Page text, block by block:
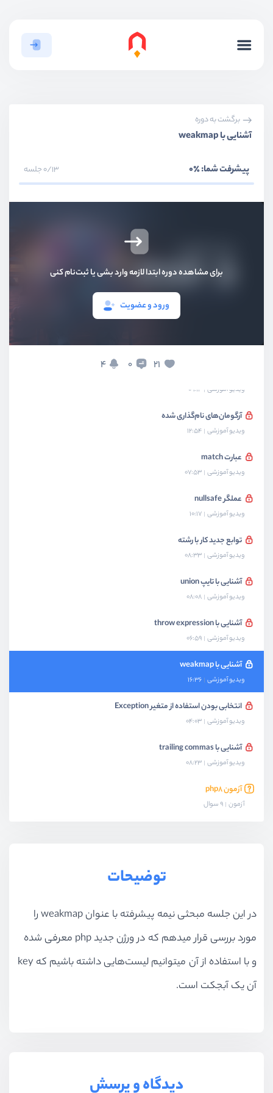
برگشت به دوره
آشنایی با weakmap
پیشرفت شما:٪0 0/13 جلسه
برای مشاهده دوره ابتدا لازمه وارد بشی یا ثبت‌نام کنی
ورود و عضویت
21
0
4
ویدیو آموزشی 10:00
ویدیو آموزشی 09:14
آرگومان‌های نام‌گذاری شده
ویدیو آموزشی 12:54
عبارت match
ویدیو آموزشی 07:53
عملگر nullsafe
ویدیو آموزشی 10:17
توابع جدید کار با رشته
ویدیو آموزشی 08:33
آشنایی با تایپ union
ویدیو آموزشی 08:08
آشنایی با throw expression
ویدیو آموزشی 06:59
آشنایی با weakmap
ویدیو آموزشی 16:36
انتخابی بودن استفاده از متغیر Exception
ویدیو آموزشی 04:03
آشنایی با trailing commas
ویدیو آموزشی 08:23
آزمون php8
آزمون 9 سوال
توضیحات
در این جلسه مبحثی نیمه پیشرفته با عنوان weakmap را
مورد بررسی قرار میدهم که در ورژن جدید php معرفی شده
و با استفاده از آن میتوانیم لیست‌هایی داشته باشیم که key
آن یک آبجکت است.
دیدگاه و پرسش